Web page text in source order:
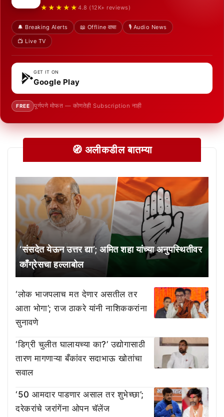
★★★★★ 4.8 (12K+ reviews)
🔔 Breaking Alerts 📖 Offline वाचा
🎙️ Audio News
📺 Live TV
GET IT ON
Google Play
FREE पूर्णपणे मोफत — कोणतेही Subscription नाही
🧭 अलीकडील बातम्या
‘संसदेत येऊन उत्तर द्या’; अमित शहा यांच्या अनुपस्थितीवर
काँग्रेसचा हल्लाबोल
‘लोक भाजपलाच मत देणार असतील तर
आता भोगा’; राज ठाकरे यांनी नाशिककरांना
सुनावणे
‘डिग्री चुलीत घालायच्या का?’ उद्योगासाठी
तारण मागणाऱ्या बँकांवर सदाभाऊ खोतांचा
सवाल
‘50 आमदार पाडणार असाल तर शुभेच्छा’;
दरेकरांचे जरांगेंना ओपन चॅलेंज